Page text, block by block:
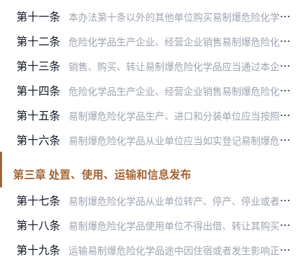
第十一条 本办法第十条以外的其他单位购买易制爆危险化学品的，应当向销售单位出具以下材料：
第十二条 危险化学品生产企业、经营企业销售易制爆危险化学品，应当查验本办法第十条或者第十一条规定的相关许可证件或者证明文件，不得向不具有相关许可证件或者证明文件的单位及任…
第十三条 销售、购买、转让易制爆危险化学品应当通过本企业银行账户或者电子账户进行交易，不得使用现金或者实物进行交易。
第十四条 危险化学品生产企业、经营企业销售易制爆危险化学品，应当如实记录购买单位的名称、地址、经办人姓名、身份证号码以及所购买的易制爆危险化学品的品种、数量、用途。销售记…
第十五条 易制爆危险化学品生产、进口和分装单位应当按照国家有关标准和规范要求，对易制爆危险化学品作出电子追踪标识，识读电子追踪标识可显示相应易制爆危险化学品品种、数量以及…
第十六条 易制爆危险化学品从业单位应当如实登记易制爆危险化学品销售、购买、出入库、领取、使用、归还、处置等信息，并录入易制爆危险化学品信息系统。
第三章 处置、使用、运输和信息发布
第十七条
易制爆危险化学品从业单位转产、停产、停业或者解散的，应当将生产装置、储存设施以及库存易制爆危险化学品的处置方案报主管部门和所在地县级公安机关备案。
第十八条 易制爆危险化学品使用单位不得出借、转让其购买的易制爆危险化学品；因转产、停产、搬迁、关闭等确需转让的，应当向具有本办法第十条或者第十一条规定的相关许可证件或者证…
第十九条 运输易制爆危险化学品途中因住宿或者发生影响正常运输的情况，需要较长时间停车的，驾驶人员、押运人员应当采取相应的安全防范措施，并向公安机关报告。